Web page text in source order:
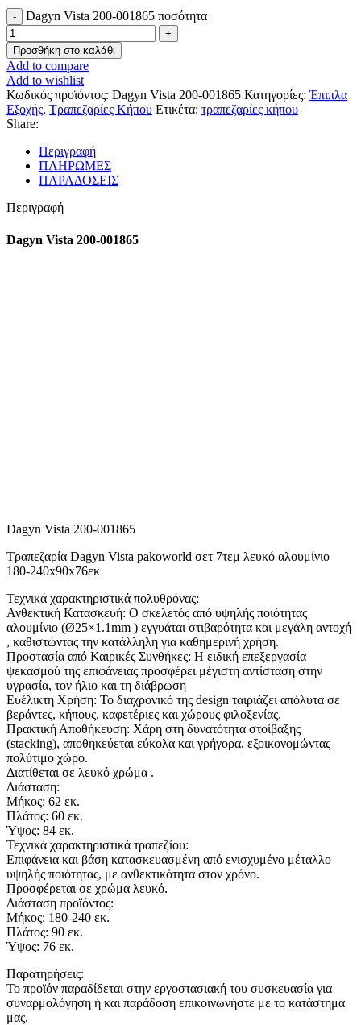
Dagyn Vista 200-001865 ποσότητα
Προσθήκη στο καλάθι
Add to compare
Add to wishlist
Κωδικός προϊόντος: Dagyn Vista 200-001865 Κατηγορίες: Έπιπλα
Εξοχής, Τραπεζαρίες Κήπου Ετικέτα: τραπεζαρίες κήπου
Share:
Περιγραφή
ΠΛΗΡΩΜΕΣ
ΠΑΡΑΔΟΣΕΙΣ
Περιγραφή
Dagyn Vista 200-001865
Dagyn Vista 200-001865
Τραπεζαρία Dagyn Vista pakoworld σετ 7τεμ λευκό αλουμίνιο
180-240x90x76εκ
Τεχνικά χαρακτηριστικά πολυθρόνας:
Ανθεκτική Κατασκευή: Ο σκελετός από υψηλής ποιότητας
αλουμίνιο (Ø25×1.1mm ) εγγυάται στιβαρότητα και μεγάλη αντοχή
, καθιστώντας την κατάλληλη για καθημερινή χρήση.
Προστασία από Καιρικές Συνθήκες: Η ειδική επεξεργασία
ψεκασμού της επιφάνειας προσφέρει μέγιστη αντίσταση στην
υγρασία, τον ήλιο και τη διάβρωση
Ευέλικτη Χρήση: Το διαχρονικό της design ταιριάζει απόλυτα σε
βεράντες, κήπους, καφετέριες και χώρους φιλοξενίας.
Πρακτική Αποθήκευση: Χάρη στη δυνατότητα στοίβαξης
(stacking), αποθηκεύεται εύκολα και γρήγορα, εξοικονομώντας
πολύτιμο χώρο.
Διατίθεται σε λευκό χρώμα .
Διάσταση:
Μήκος: 62 εκ.
Πλάτος: 60 εκ.
Ύψος: 84 εκ.
Τεχνικά χαρακτηριστικά τραπεζίου:
Επιφάνεια και βάση κατασκευασμένη από ενισχυμένο μέταλλο
υψηλής ποιότητας, με ανθεκτικότητα στον χρόνο.
Προσφέρεται σε χρώμα λευκό.
Διάσταση προϊόντος:
Μήκος: 180-240 εκ.
Πλάτος: 90 εκ.
Ύψος: 76 εκ.
Παρατηρήσεις:
Το προϊόν παραδίδεται στην εργοστασιακή του συσκευασία για
συναρμολόγηση ή και παράδοση επικοινωνήστε με το κατάστημα
μας.